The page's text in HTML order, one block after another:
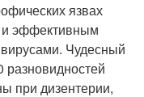
язвах
и эффективным
Чудесный
разновидностей
при дизентерии,